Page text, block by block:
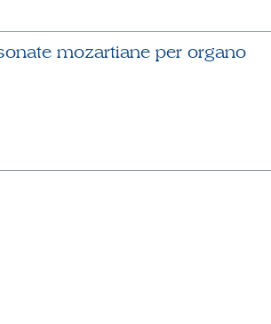
mozartiane per organo